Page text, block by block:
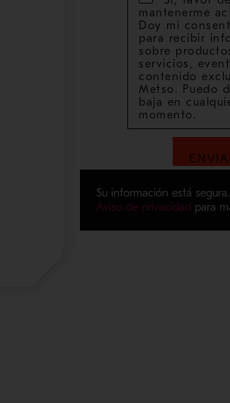
Su información está
Aviso de privacidad para